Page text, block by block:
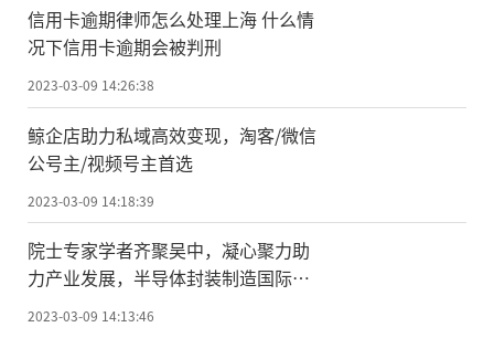
信用卡逾期律师怎么处理上海 什么情
况下信用卡逾期会被判刑
2023-03-09 14:26:38
鲸企店助力私域高效变现，淘客/微信
公号主/视频号主首选
2023-03-09 14:18:39
院士专家学者齐聚吴中，凝心聚力助
力产业发展，半导体封装制造国际论
坛在苏州吴中隆重举行
2023-03-09 14:13:46